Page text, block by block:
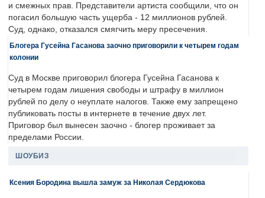
и смежных прав. Представители артиста сообщили, что он
погасил большую часть ущерба - 12 миллионов рублей.
Суд, однако, отказался смягчить меру пресечения.
Блогера Гусейна Гасанова заочно приговорили к четырем годам
колонии
Суд в Москве приговорил блогера Гусейна Гасанова к
четырем годам лишения свободы и штрафу в миллион
рублей по делу о неуплате налогов. Также ему запрещено
публиковать посты в интернете в течение двух лет.
Приговор был вынесен заочно - блогер проживает за
пределами России.
ШОУБИЗ
Ксения Бородина вышла замуж за Николая Сердюкова